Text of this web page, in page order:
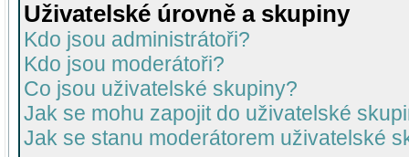
Uživatelské úrovně a skupiny
Kdo jsou administrátoři?
Kdo jsou moderátoři?
Co jsou uživatelské skupiny?
Jak se mohu zapojit do uživatelské
Jak se stanu moderátorem uživatelské